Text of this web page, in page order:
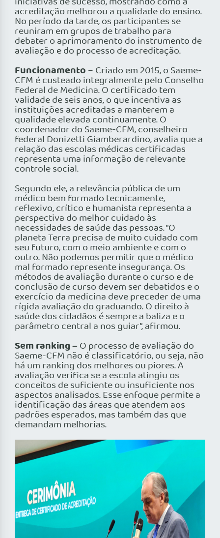
acreditação melhorou a qualidade do ensino.
No período da tarde, os participantes se
reuniram em grupos de trabalho para
debater o aprimoramento do instrumento de
avaliação e do processo de acreditação.
Funcionamento – Criado em 2015, o Saeme-
CFM é custeado integralmente pelo Conselho
Federal de Medicina. O certificado tem
validade de seis anos, o que incentiva as
instituições acreditadas a manterem a
qualidade elevada continuamente. O
coordenador do Saeme-CFM, conselheiro
federal Donizetti Giamberardino, avalia que a
relação das escolas médicas certificadas
representa uma informação de relevante
controle social.
Segundo ele, a relevância pública de um
médico bem formado tecnicamente,
reflexivo, crítico e humanista representa a
perspectiva do melhor cuidado às
necessidades de saúde das pessoas. “O
planeta Terra precisa de muito cuidado com
seu futuro, com o meio ambiente e com o
outro. Não podemos permitir que o médico
mal formado represente insegurança. Os
métodos de avaliação durante o curso e de
conclusão de curso devem ser debatidos e o
exercício da medicina deve preceder de uma
rígida avaliação do graduando. O direito à
saúde dos cidadãos é sempre a baliza e o
parâmetro central a nos guiar”, afirmou.
Sem ranking –O processo de avaliação do
Saeme-CFM não é classificatório, ou seja, não
há um ranking dos melhores ou piores. A
avaliação verifica se a escola atingiu os
conceitos de suficiente ou insuficiente nos
aspectos analisados. Esse enfoque permite a
identificação das áreas que atendem aos
padrões esperados, mas também das que
demandam melhorias.